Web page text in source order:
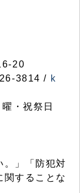
20
3814 / k
・祝祭日
。」「防犯対
関することな